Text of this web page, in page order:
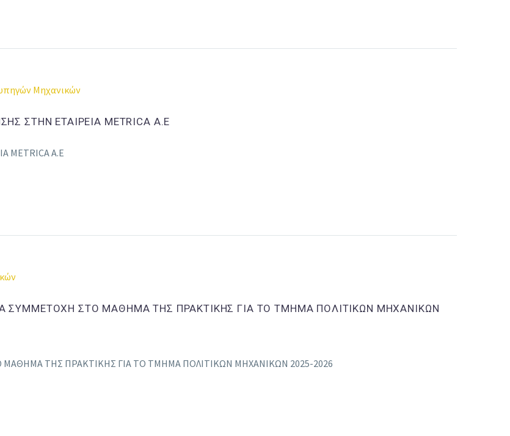
Μηχανικών
ΣΤΗΝ ΕΤΑΙΡΕΙΑ METRICA A.E
A.E
ΣΥΜΜΕΤΟΧΗ ΣΤΟ ΜΑΘΗΜΑ ΤΗΣ ΠΡΑΚΤΙΚΗΣ ΓΙΑ ΤΟ ΤΜΗΜΑ ΠΟΛΙΤΙΚΩΝ ΜΗΧΑΝΙΚΩΝ
ΤΗΣ ΠΡΑΚΤΙΚΗΣ ΓΙΑ ΤΟ ΤΜΗΜΑ ΠΟΛΙΤΙΚΩΝ ΜΗΧΑΝΙΚΩΝ 2025-2026